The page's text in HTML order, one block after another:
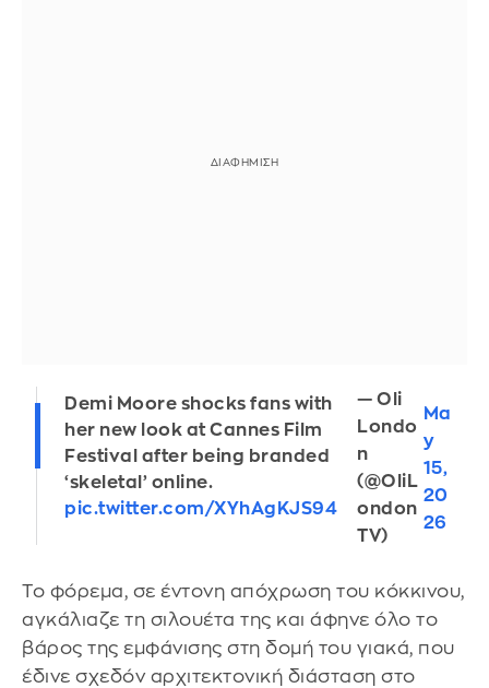
Demi Moore shocks fans with
her new look at Cannes Film
Festival after being branded
‘skeletal’ online.
pic.twitter.com/XYhAgKJS94
— Oli
Londo
n
(@OliL
ondon
TV)
Ma
y
15,
20
26
Το φόρεμα, σε έντονη απόχρωση του κόκκινου,
αγκάλιαζε τη σιλουέτα της και άφηνε όλο το
βάρος της εμφάνισης στη δομή του γιακά, που
έδινε σχεδόν αρχιτεκτονική διάσταση στο